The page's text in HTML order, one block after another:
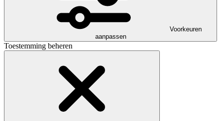
Voorkeuren
aanpassen
Toestemming beheren